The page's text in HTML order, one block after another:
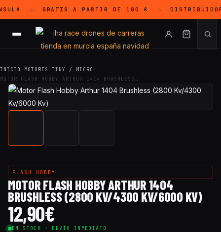
◇ GRATISA PARTIR DE 100 € ◇
INICIO · MOTORES TINY / MICRO ·
MOTOR FLASH HOBBY ARTHUR 1404 BRUSHLESS…
FLASH HOBBY
MOTOR FLASH HOBBY ARTHUR 1404
BRUSHLESS (2800 KV/4300 KV/6000 KV)
12,90€
EN STOCK · ENVÍO INMEDIATO